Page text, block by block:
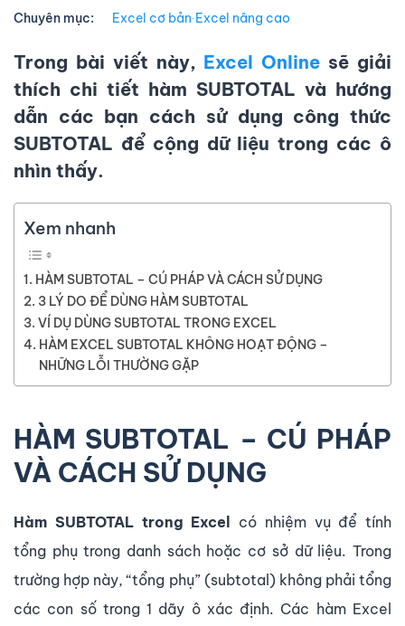
Chuyên mục: Excel cơ bản∙Excel nâng cao
Trong bài viết này, Excel Online sẽ giải
thích chi tiết hàm SUBTOTAL và hướng
dẫn các bạn cách sử dụng công thức
SUBTOTAL để cộng dữ liệu trong các ô
nhìn thấy.
Xem nhanh
HÀM SUBTOTAL – CÚ PHÁP VÀ CÁCH SỬ DỤNG
3 LÝ DO ĐỂ DÙNG HÀM SUBTOTAL
VÍ DỤ DÙNG SUBTOTAL TRONG EXCEL
HÀM EXCEL SUBTOTAL KHÔNG HOẠT ĐỘNG –
NHỮNG LỖI THƯỜNG GẶP
HÀM SUBTOTAL – CÚ PHÁP
VÀ CÁCH SỬ DỤNG
Hàm SUBTOTAL trong Excel có nhiệm vụ để tính
tổng phụ trong danh sách hoặc cơ sở dữ liệu. Trong
trường hợp này, “tổng phụ” (subtotal) không phải tổng
các con số trong 1 dãy ô xác định. Các hàm Excel